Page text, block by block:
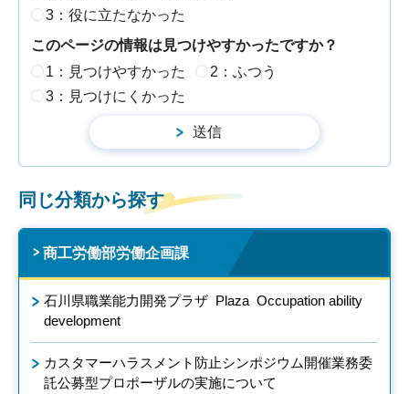
3：役に立たなかった
このページの情報は見つけやすかったですか？
1：見つけやすかった
2：ふつう
3：見つけにくかった
同じ分類から探す
商工労働部労働企画課
石川県職業能力開発プラザ Plaza Occupation ability
development
カスタマーハラスメント防止シンポジウム開催業務委
託公募型プロポーザルの実施について